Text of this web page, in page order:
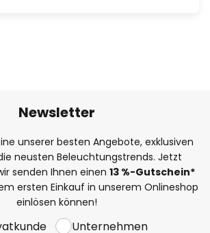
Newsletter
unserer besten Angebote, exklusiven
neusten Beleuchtungstrends. Jetzt
senden Ihnen einen 13 %-Gutschein*
ersten Einkauf in unserem Onlineshop
einlösen können!
Unternehmen